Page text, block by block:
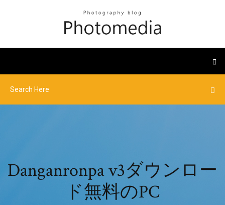
Danganronpa v3ダウンロー
ド無料のPC